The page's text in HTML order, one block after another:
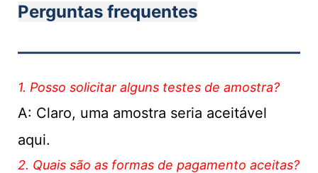
Perguntas frequentes
1. Posso solicitar alguns testes de amostra?
A: Claro, uma amostra seria aceitável
aqui.
2. Quais são as formas de pagamento aceitas?